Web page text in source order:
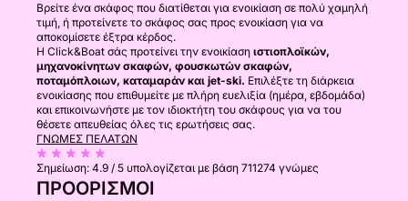
Βρείτε ένα σκάφος που διατίθεται για ενοικίαση σε πολύ χαμηλή
τιμή, ή προτείνετε το σκάφος σας προς ενοικίαση για να
αποκομίσετε έξτρα κέρδος.
Η Click&Boat σάς προτείνει την ενοικίαση ιστιοπλοϊκών,
μηχανοκίνητων σκαφών, φουσκωτών σκαφών,
ποταμόπλοιων, καταμαράν και jet-ski. Επιλέξτε τη διάρκεια
ενοικίασης που επιθυμείτε με πλήρη ευελιξία (ημέρα, εβδομάδα)
και επικοινωνήστε με τον ιδιοκτήτη του σκάφους για να του
θέσετε απευθείας όλες τις ερωτήσεις σας.
ΓΝΏΜΕΣ ΠΕΛΑΤΏΝ
Σημείωση: 4.9 / 5 υπολογίζεται με βάση 711274 γνώμες
ΠΡΟΟΡΙΣΜΟΊ